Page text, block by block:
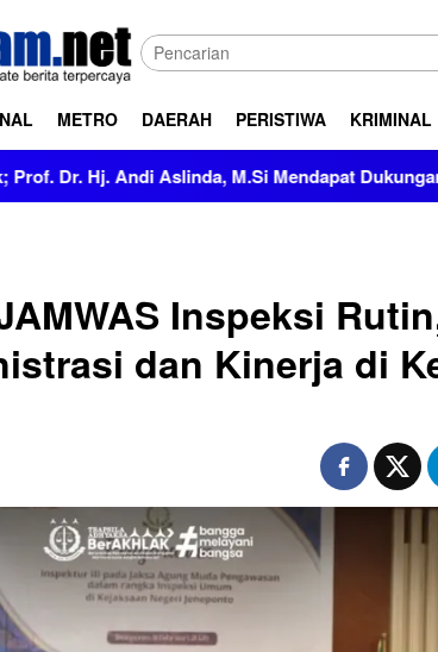
METRO DAERAH PERISTIWA KRIMINAL
Mendapat Dukungan Aktivis Sulsel
Inspeksi
dan Kinerja di